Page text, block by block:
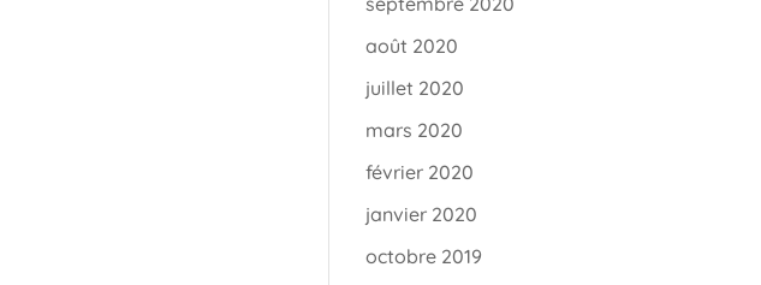
août 2020
juillet 2020
mars 2020
février 2020
janvier 2020
octobre 2019